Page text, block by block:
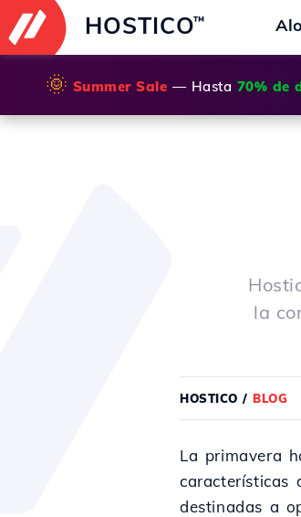
HOSTICO™
🌞 Summer Sale — Hasta 70% de
la
HOSTICO / BLOG
La primavera
características
destinadas a